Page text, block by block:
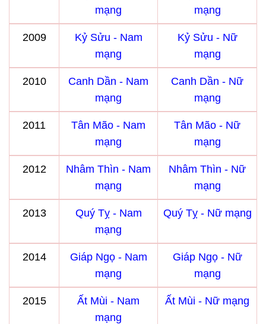
mạng
mạng
2009
Kỷ Sửu - Nam
mạng
Kỷ Sửu - Nữ
mạng
2010
Canh Dần - Nam
mạng
Canh Dần - Nữ
mạng
2011
Tân Mão - Nam
mạng
Tân Mão - Nữ
mạng
2012
Nhâm Thìn - Nam
mạng
Nhâm Thìn - Nữ
mạng
2013
Quý Tỵ - Nam
mạng
Quý Tỵ - Nữ mạng
2014
Giáp Ngọ - Nam
mạng
Giáp Ngọ - Nữ
mạng
2015
Ất Mùi - Nam
mạng
Ất Mùi - Nữ mạng